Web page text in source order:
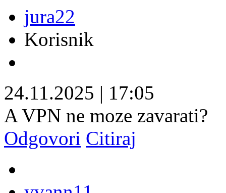
jura22
Korisnik
24.11.2025 | 17:05
A VPN ne moze zavarati?
Odgovori Citiraj